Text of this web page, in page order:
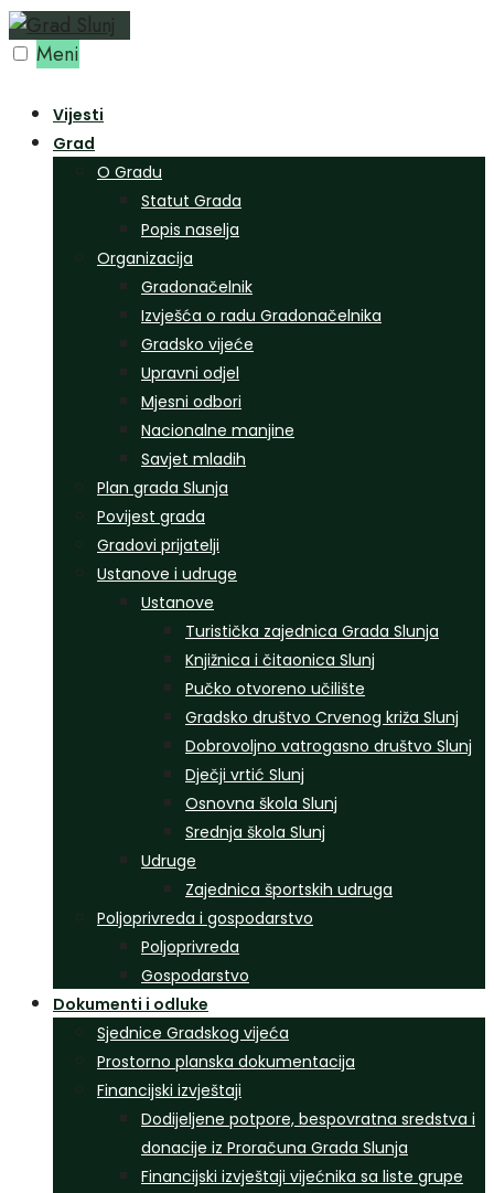
Preskoči
na Meni
Vijesti
Grad
O Gradu
Statut Grada
Popis naselja
Organizacija
Gradonačelnik
Izvješća o radu Gradonačelnika
Gradsko vijeće
Upravni odjel
Mjesni odbori
Nacionalne manjine
Savjet mladih
Plan grada Slunja
Povijest grada
Gradovi prijatelji
Ustanove i udruge
Ustanove
Turistička zajednica Grada Slunja
Knjižnica i čitaonica Slunj
Pučko otvoreno učilište
Gradsko društvo Crvenog križa Slunj
Dobrovoljno vatrogasno društvo Slunj
Dječji vrtić Slunj
Osnovna škola Slunj
Srednja škola Slunj
Udruge
Zajednica športskih udruga
Poljoprivreda i gospodarstvo
Poljoprivreda
Gospodarstvo
Dokumenti i odluke
Sjednice Gradskog vijeća
Prostorno planska dokumentacija
Financijski izvještaji
Dodijeljene potpore, bespovratna sredstva i
donacije iz Proračuna Grada Slunja
Financijski izvještaji vijećnika sa liste grupe